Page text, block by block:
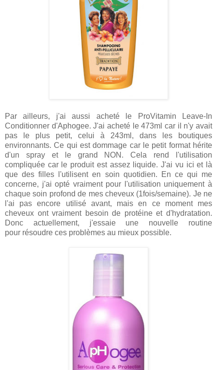
Par ailleurs, j'ai aussi acheté le ProVitamin Leave-In
Conditionner d'Aphogee. J'ai acheté le 473ml car il n'y avait
pas le plus petit, celui à 243ml, dans les boutiques
environnants. Ce qui est dommage car le petit format hérite
d'un spray et le grand NON. Cela rend l'utilisation
compliquée car le produit est assez liquide. J'ai vu ici et là
que des filles l'utilisent en soin quotidien. En ce qui me
concerne, j'ai opté vraiment pour l'utilisation uniquement à
chaque soin profond de mes cheveux (1fois/semaine). Je ne
l'ai pas encore utilisé avant, mais en ce moment mes
cheveux ont vraiment besoin de protéine et d'hydratation.
Donc actuellement, j'essaie une nouvelle routine
pour résoudre ces problèmes au mieux possible.